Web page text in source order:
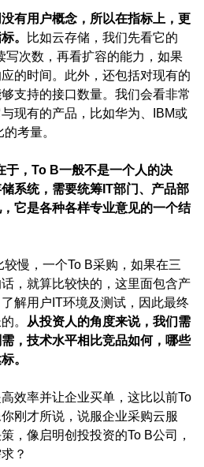
有用户概念，所以在指标上，更
。
比如云存储，我们先看它的
写次数，再看扩容的能力，如果
的时间。此外，还包括对现有的
支持的接口数量。我们会看非常
现有的产品，比如华为、IBM或
考量。
于，To B一般不是一个人的决
系统，需要统筹IT部门、产品部
它是各种各样专业意见的一个结
较慢，一个To B采购，如果在三
，就算比较快的，这里面包含产
解用户IT环境及测试，因此最终
。
从投资人的角度来说，我们需
，技术水平相比竞品如何，哪些
。
效率并让企业买单，这比以前To
刚才所说，说服企业采购云服
，像启明创投投资的To B公司，
？